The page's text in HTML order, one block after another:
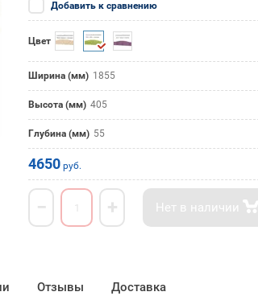
Добавить к сравнению
Цвет
Ширина (мм) 1855
Высота (мм) 405
Глубина (мм) 55
4650 руб.
− + Нет в наличии
Отзывы Доставка